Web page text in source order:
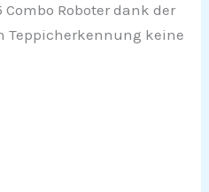
Combo Roboter dank der
Teppicherkennung keine